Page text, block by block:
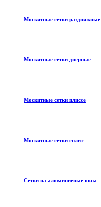
Москитные сетки раздвижные
Москитные сетки дверные
Москитные сетки плиссе
Москитные сетки сплит
Сетки на алюминиевые окна